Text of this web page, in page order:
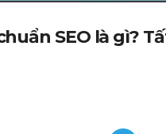
SEO là gì?